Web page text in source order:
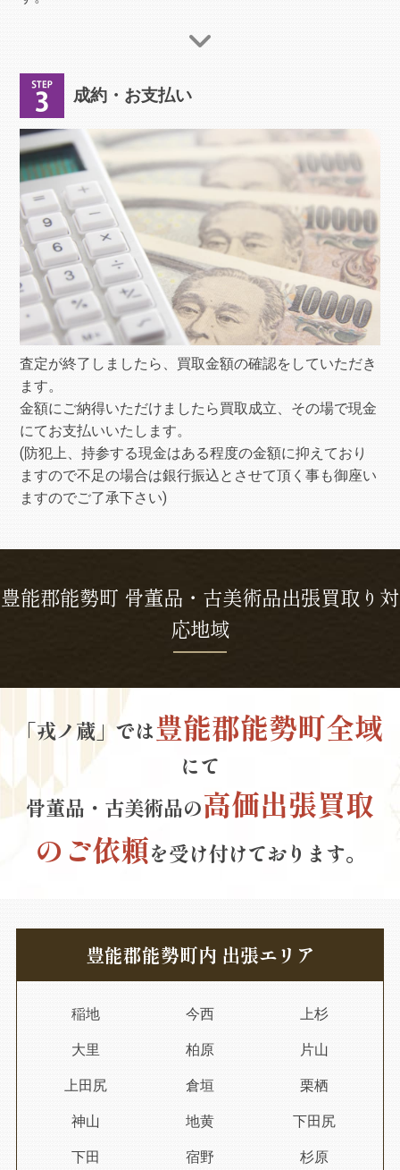
成約・お支払い
査定が終了しましたら、買取金額の確認をしていただき
ます。
金額にご納得いただけましたら買取成立、その場で現金
にてお支払いいたします。
(防犯上、持参する現金はある程度の金額に抑えており
ますので不足の場合は銀行振込とさせて頂く事も御座い
ますのでご了承下さい)
豊能郡能勢町 骨董品・古美術品出張買取り対
応地域
「戎ノ蔵」では豊能郡能勢町全域
にて
骨董品・古美術品の高価出張買取
のご依頼を受け付けております。
豊能郡能勢町内 出張エリア
稲地 今西 上杉
大里 柏原 片山
上田尻 倉垣 栗栖
神山 地黄 下田尻
下田 宿野 杉原